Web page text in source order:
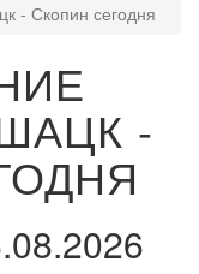
- Скопин сегодня
-